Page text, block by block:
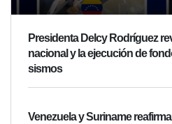
Presidenta Delcy Rodríguez
nacional y la ejecución de
sismos
Venezuela y Suriname